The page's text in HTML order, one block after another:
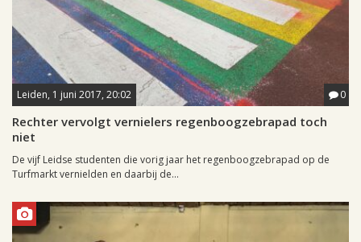
Leiden, 1 juni 2017, 20:02 0
Rechter vervolgt vernielers regenboogzebrapad toch
niet
De vijf Leidse studenten die vorig jaar het regenboogzebrapad op de
Turfmarkt vernielden en daarbij de...